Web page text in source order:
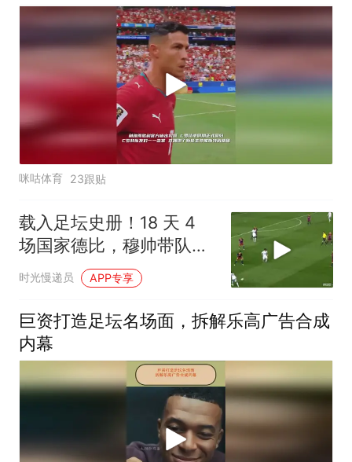
咪咕体育 23跟贴
载入足坛史册！18 天 4
场国家德比，穆帅带队冲
破巴萨垄断
时光慢递员 APP专享
巨资打造足坛名场面，拆解乐高广告合成
内幕